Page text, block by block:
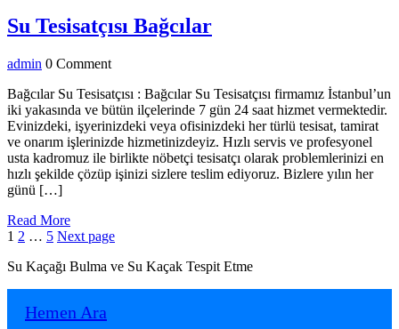
Su Tesisatçısı BağcılarSu
admin admin
0 Comment
Bağcılar Su Tesisatçısı : Bağcılar Su Tesisatçısı firmamız İstanbul’un
iki yakasında ve bütün ilçelerinde 7 gün 24 saat hizmet vermektedir.
Evinizdeki, işyerinizdeki veya ofisinizdeki her türlü tesisat, tamirat
ve onarım işlerinizde hizmetinizdeyiz. Hızlı servis ve profesyonel
usta kadromuz ile birlikte nöbetçi tesisatçı olarak problemlerinizi en
hızlı şekilde çözüp işinizi sizlere teslim ediyoruz. Bizlere yılın her
günü […]
Read MoreRead
More
Yazı
sayfalaması
Page
1 Page
2 … Page
5 Next page
Su Kaçağı Bulma ve Su Kaçak Tespit Etme
Hemen Ara